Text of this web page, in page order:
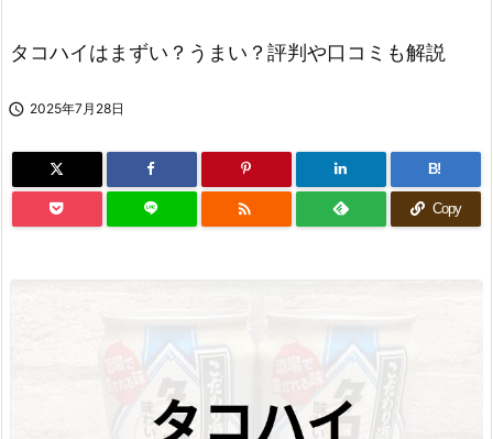
タコハイはまずい？うまい？評判や口コミも解説
 2025年7月28日
B!
 Copy